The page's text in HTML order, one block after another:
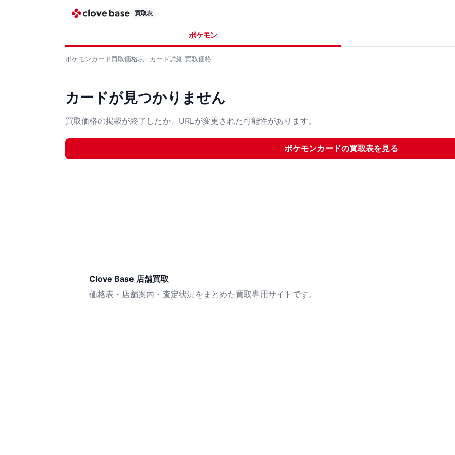
買取表
ポケモン
ポケモンカード買取価格表 カード詳細 買取価格
カードが見つかりません
買取価格の掲載が終了したか、URLが変更された可能性があります。
ポケモンカードの買取表を見る
Clove Base 店舗買取
価格表・店舗案内・査定状況をまとめた買取専用サイトです。